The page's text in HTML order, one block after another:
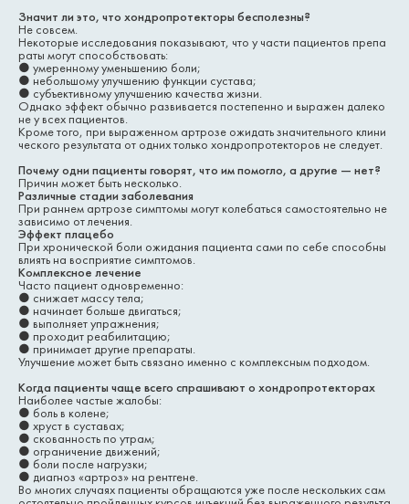
Значит ли это, что хондропротекторы бесполезны?
Не совсем.
Некоторые исследования показывают, что у части пациентов препа
раты могут способствовать:
● умеренному уменьшению боли;
● небольшому улучшению функции сустава;
● субъективному улучшению качества жизни.
Однако эффект обычно развивается постепенно и выражен далеко
не у всех пациентов.
Кроме того, при выраженном артрозе ожидать значительного клини
ческого результата от одних только хондропротекторов не следует.
Почему одни пациенты говорят, что им помогло, а другие — нет?
Причин может быть несколько.
Различные стадии заболевания
При раннем артрозе симптомы могут колебаться самостоятельно не
зависимо от лечения.
Эффект плацебо
При хронической боли ожидания пациента сами по себе способны
влиять на восприятие симптомов.
Комплексное лечение
Часто пациент одновременно:
● снижает массу тела;
● начинает больше двигаться;
● выполняет упражнения;
● проходит реабилитацию;
● принимает другие препараты.
Улучшение может быть связано именно с комплексным подходом.
Когда пациенты чаще всего спрашивают о хондропротекторах
Наиболее частые жалобы:
● боль в колене;
● хруст в суставах;
● скованность по утрам;
● ограничение движений;
● боли после нагрузки;
● диагноз «артроз» на рентгене.
Во многих случаях пациенты обращаются уже после нескольких сам